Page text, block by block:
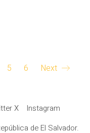
5 6 Next
X
Instagram
de El Salvador.